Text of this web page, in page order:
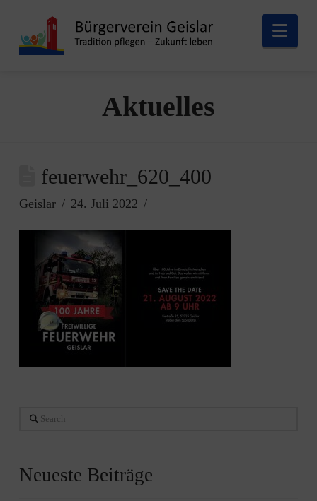
Aktuelles
feuerwehr_620_400
Geislar 24. Juli 2022
Search
Neueste Beiträge